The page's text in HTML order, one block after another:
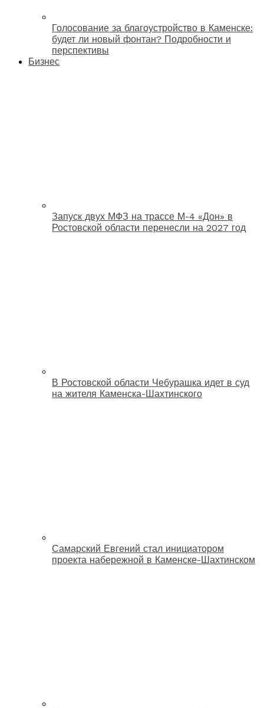
Голосование за благоустройство в Каменске:
будет ли новый фонтан? Подробности и
перспективы
Бизнес
Запуск двух МФЗ на трассе М-4 «Дон» в
Ростовской области перенесли на 2027 год
В Ростовской области Чебурашка идет в суд
на жителя Каменска-Шахтинского
Самарский Евгений стал инициатором
проекта набережной в Каменске-Шахтинском